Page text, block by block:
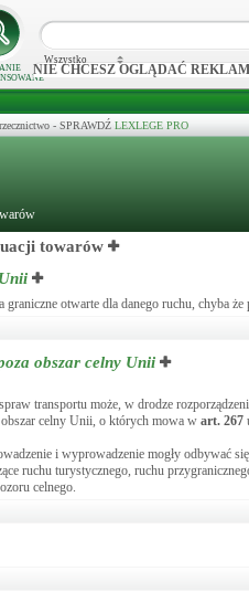
Wszystko
NIE CHCESZ OGLĄDAĆ
- SPRAWDŹ LEXLEGE PRO
towarów
otwarte dla danego ruchu, chyba
obszar celny Unii
transportu może, w drodze
celny Unii, o których mowa w art. 267
i wyprowadzenie mogły odbywać
ruchu turystycznego, ruchu
celnego.